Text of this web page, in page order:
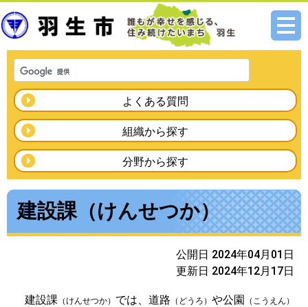
メニ
よくある質問
組織から探す
分野から探す
建設課（けんせつか）
公開日 2024年04月01日
更新日 2024年12月17日
建設課 （けんせつか） では、道路 （どうろ） や公園 （こうえん）